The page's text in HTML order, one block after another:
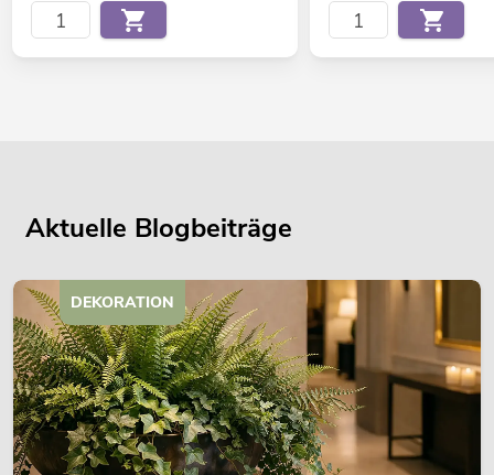
Aktuelle Blogbeiträge
DEKORATION